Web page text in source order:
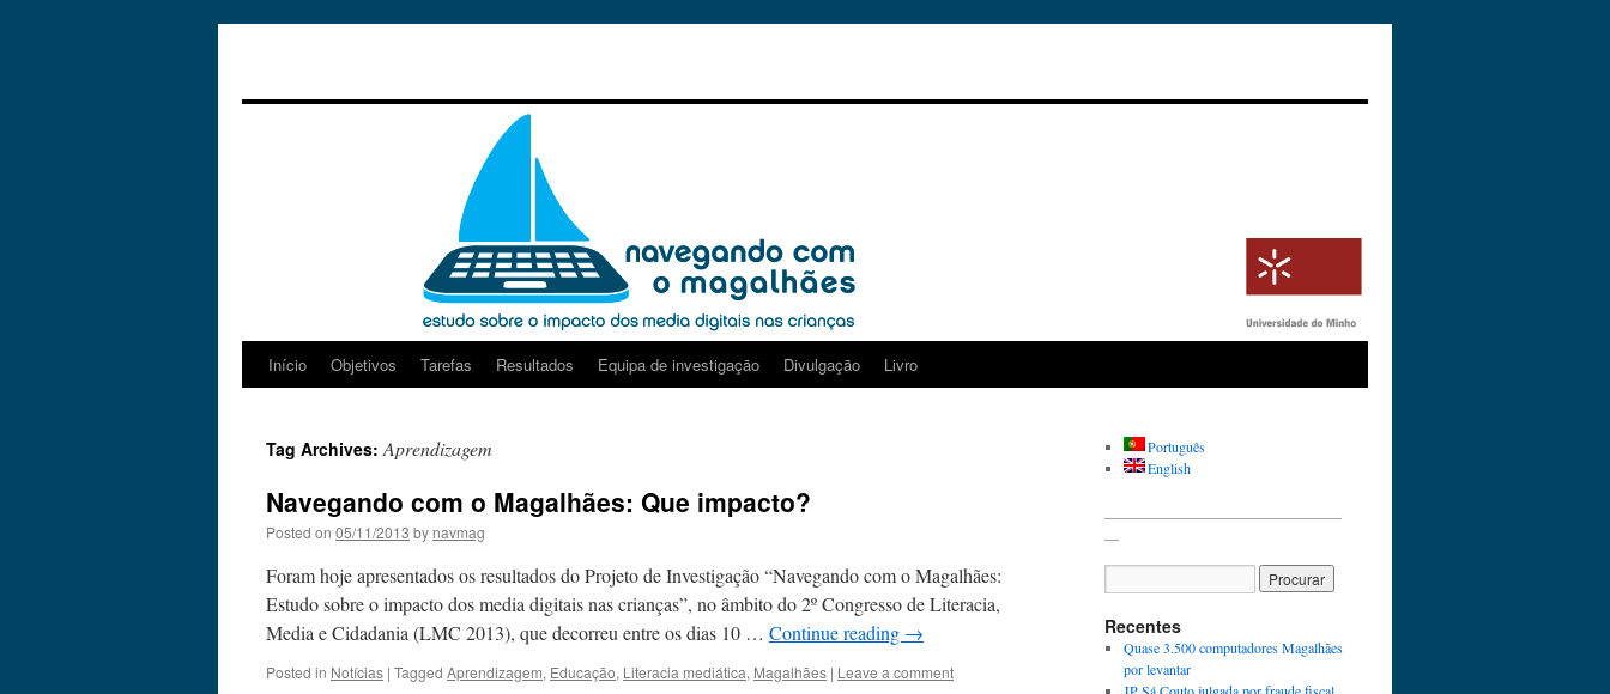
Skip
content
Início Objetivos Tarefas Resultados Equipa de investigação Divulgação Livro
Tag Archives:Aprendizagem
Navegando com o Magalhães: Que impacto?
Posted on 05/11/2013 by navmag
Foram hoje apresentados os resultados do Projeto de Investigação “Navegando com o Magalhães:
Estudo sobre o impacto dos media digitais nas crianças”, no âmbito do 2º Congresso de Literacia,
Media e Cidadania (LMC 2013), que decorreu entre os dias 10 … Continue reading →
Posted in Notícias | Tagged Aprendizagem, Educação, Literacia mediática, Magalhães | Leave a comment
Português
English
Recentes
Quase 3.500 computadores Magalhães
por levantar